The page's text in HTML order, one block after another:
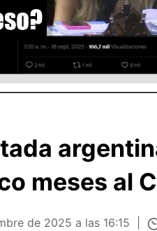
meses al
de 2025 a las 16:15